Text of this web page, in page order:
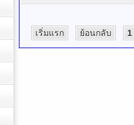
เริ่มแรก ย้อนกลับ 1